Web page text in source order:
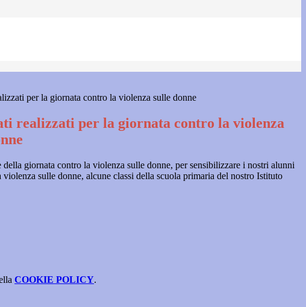
per la giornata contro la violenza sulle donne
realizzati per la giornata contro la violenza
della giornata contro la violenza sulle donne, per sensibilizzare i nostri alunni
violenza sulle donne, alcune classi della scuola primaria del nostro Istituto
COOKIE POLICY.